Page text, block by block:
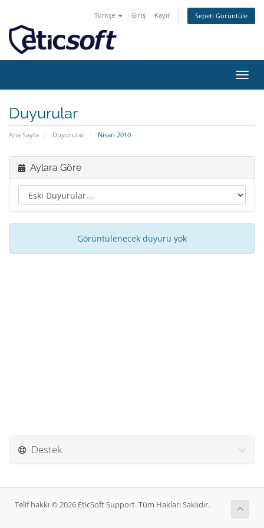
Türkçe Giriş Kayıt Sepeti Görüntüle
Duyurular
Ana Sayfa Duyurular Nisan 2010
Aylara Göre
Görüntülenecek duyuru yok
Destek
Telif hakkı © 2026 EticSoft Support. Tüm Hakları Saklıdır.